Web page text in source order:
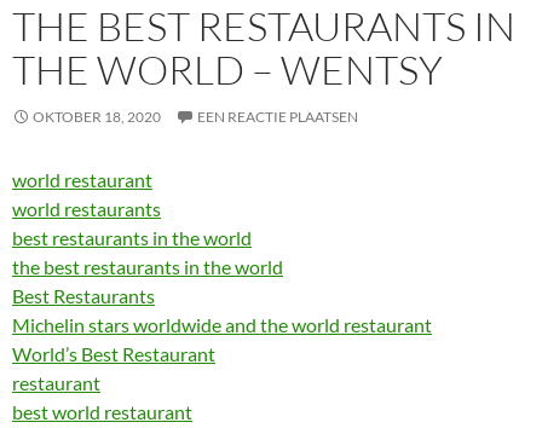
THE BEST RESTAURANTS IN
THE WORLD – WENTSY
OKTOBER 18, 2020 EEN REACTIE PLAATSEN
world restaurant
world restaurants
best restaurants in the world
the best restaurants in the world
Best Restaurants
Michelin stars worldwide and the world restaurant
World’s Best Restaurant
restaurant
best world restaurant